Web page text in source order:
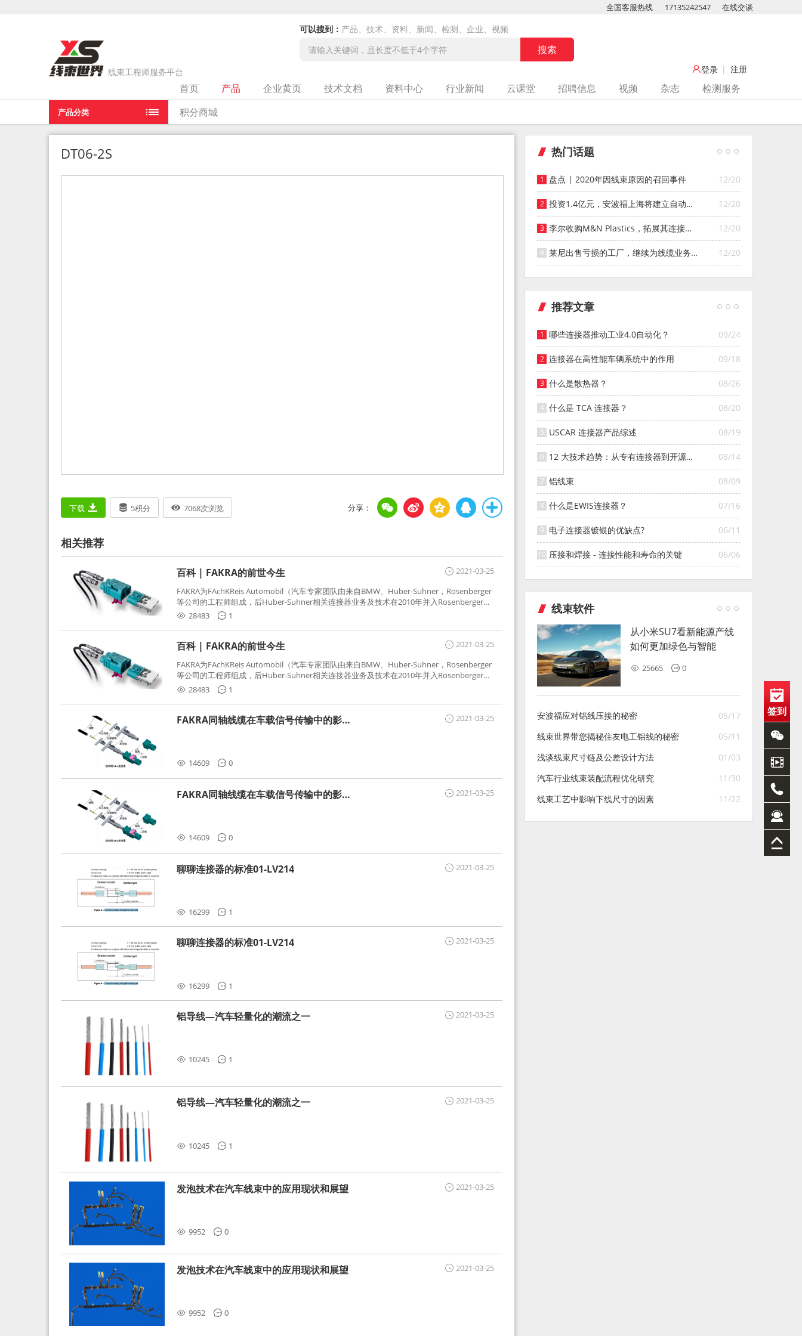
线束工程师服务平台
可以搜到： 产品、技术、资料、新闻、检测、企业、视频
全国客服热线 17135242547 在线交谈
登录 注册
产品分类
首页 产品 企业黄页 技术文档 资料中心 行业新闻 云课堂 招聘信息 视频 杂志
检测服务
积分商城
当前位置： DT06-2S
DT06-2S
下载 5积分 7068次浏览
相关推荐
2021-03-25
百科 | FAKRA的前世今生
FAKRA为FAchKReis Automobil（汽车专家团队由来自BMW、Huber-Suhner，Rosenberger
等公司的工程师组成，后Huber-Suhner相关连接器业务及技术在2010年并入Rosenberger）
缩写。起初为BMW需求用于车载收音机天线连接，如今FAKRA已成为汽车行业通用标准的射
频连接器，被业内广泛应用。
28483 1
2021-03-25
百科 | FAKRA的前世今生
FAKRA为FAchKReis Automobil（汽车专家团队由来自BMW、Huber-Suhner，Rosenberger
等公司的工程师组成，后Huber-Suhner相关连接器业务及技术在2010年并入Rosenberger）
缩写。起初为BMW需求用于车载收音机天线连接，如今FAKRA已成为汽车行业通用标准的射
频连接器，被业内广泛应用。
28483 1
2021-03-25
FAKRA同轴线缆在车载信号传输中的影响
14609 0
2021-03-25
FAKRA同轴线缆在车载信号传输中的影响
14609 0
2021-03-25
聊聊连接器的标准01-LV214
16299 1
2021-03-25
聊聊连接器的标准01-LV214
16299 1
2021-03-25
铝导线—汽车轻量化的潮流之一
10245 1
2021-03-25
铝导线—汽车轻量化的潮流之一
10245 1
2021-03-25
发泡技术在汽车线束中的应用现状和展望
9952 0
2021-03-25
发泡技术在汽车线束中的应用现状和展望
9952 0
热门话题
12/20
盘点 | 2020年因线束原因的召回事件
12/20
投资1.4亿元，安波福上海将建立自动化
智能仓库
12/20
李尔收购M&N Plastics，拓展其连接器
系统业务
12/20
莱尼出售亏损的工厂，继续为线缆业务
寻找投资者
推荐文章
09/24
哪些连接器推动工业4.0自动化？
09/18
连接器在高性能车辆系统中的作用
08/26
什么是散热器？
08/20
什么是 TCA 连接器？
08/19
USCAR 连接器产品综述
08/14
12 大技术趋势：从专有连接器到开源连
接器的演变
08/09
铝线束
07/16
什么是EWIS连接器？
06/11
电子连接器镀银的优缺点?
06/06
压接和焊接 - 连接性能和寿命的关键
线束软件
从小米SU7看新能源产线
如何更加绿色与智能
25665 0
05/17
安波福应对铝线压接的秘密
05/11
线束世界带您揭秘住友电工铝线的秘密
01/03
浅谈线束尺寸链及公差设计方法
11/30
汽车行业线束装配流程优化研究
11/22
线束工艺中影响下线尺寸的因素
签到